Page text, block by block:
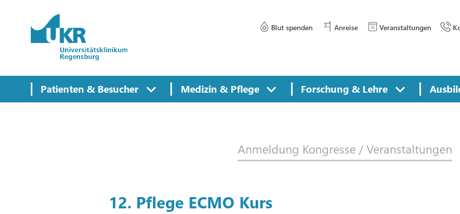
Springe zum Hauptinhalt Blut spenden Anreise Veranstaltungen
Patienten & Besucher Medizin & Pflege Forschung & Lehre
Anmeldung Kongresse / Veranstaltungen
12. Pflege ECMO Kurs